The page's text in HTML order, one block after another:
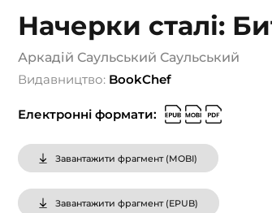
(1015)
та посібники
словники
(1)
Начерки сталі:
Аркадій Саульський Саульський
Видавництво: BookChef
Електронні формати:
Завантажити фрагмент (MOBI)
Завантажити фрагмент (EPUB)